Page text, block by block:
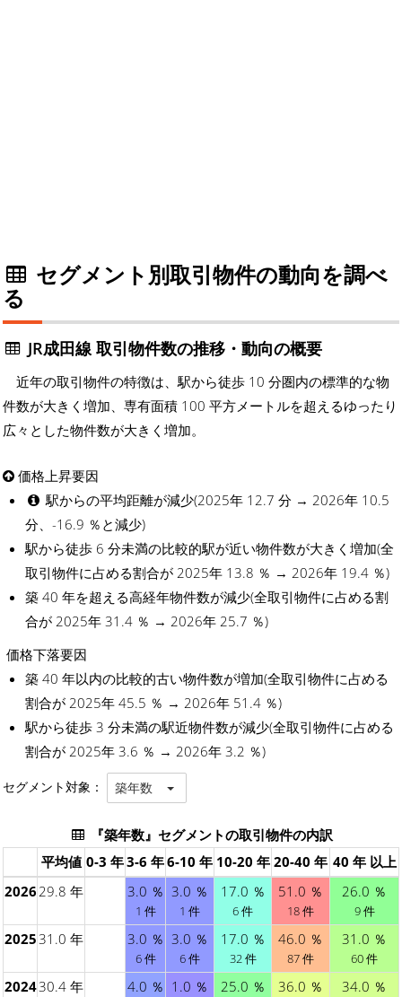
セグメント別取引物件の動向を調べ
る
JR成田線 取引物件数の推移・動向の概要
近年の取引物件の特徴は、駅から徒歩 10 分圏内の標準的な物
件数が大きく増加、専有面積 100 平方メートルを超えるゆったり
広々とした物件数が大きく増加。
価格上昇要因
駅からの平均距離が減少(2025年 12.7 分 → 2026年 10.5
分、-16.9 ％と減少)
駅から徒歩 6 分未満の比較的駅が近い物件数が大きく増加(全
取引物件に占める割合が 2025年 13.8 ％ → 2026年 19.4 ％)
築 40 年を超える高経年物件数が減少(全取引物件に占める割
合が 2025年 31.4 ％ → 2026年 25.7 ％)
価格下落要因
築 40 年以内の比較的古い物件数が増加(全取引物件に占める
割合が 2025年 45.5 ％ → 2026年 51.4 ％)
駅から徒歩 3 分未満の駅近物件数が減少(全取引物件に占める
割合が 2025年 3.6 ％ → 2026年 3.2 ％)
セグメント対象： 築年数
『築年数』セグメントの取引物件の内訳
平均値 0-3 年3-6 年6-10 年 10-20 年 20-40 年 40 年 以上
2026 29.8 年 3.0 ％
1 件
3.0 ％
1 件
17.0 ％
6 件
51.0 ％
18 件
26.0 ％
9 件
2025 31.0 年 3.0 ％
6 件
3.0 ％
6 件
17.0 ％
32 件
46.0 ％
87 件
31.0 ％
60 件
202430.4 年 4.0 ％ 1.0 ％ 25.0 ％ 36.0 ％ 34.0 ％